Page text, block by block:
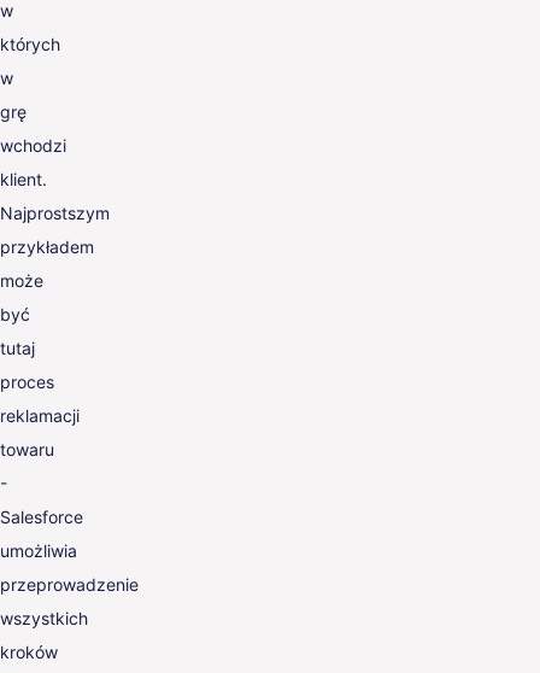
w
których
w
grę
wchodzi
klient.
Najprostszym
przykładem
może
być
tutaj
proces
reklamacji
towaru
-
Salesforce
umożliwia
przeprowadzenie
wszystkich
kroków